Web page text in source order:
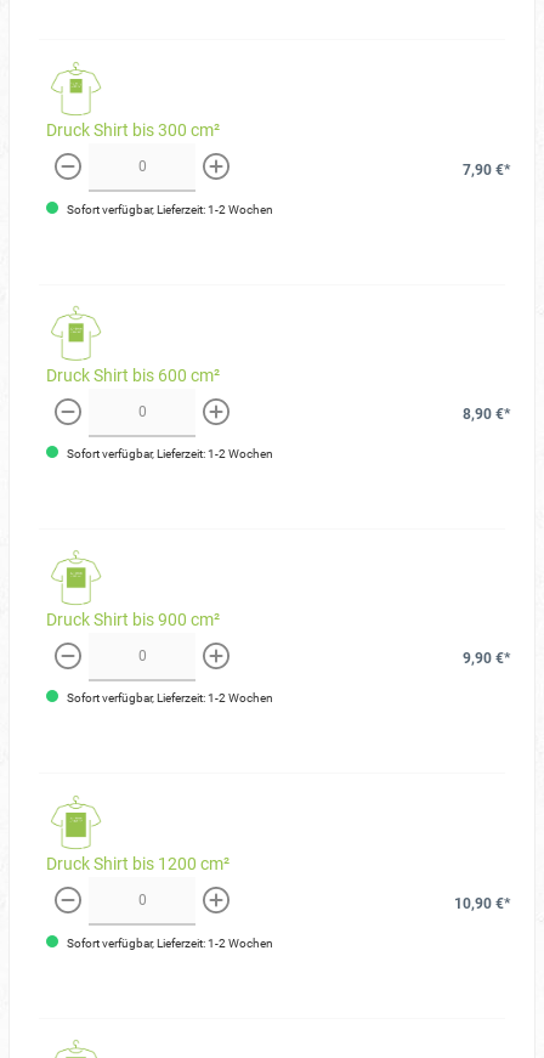
Druck Shirt bis 300 cm²
weniger mehr
7,90 €*
Sofort verfügbar, Lieferzeit: 1-2 Wochen
Druck Shirt bis 600 cm²
weniger mehr
8,90 €*
Sofort verfügbar, Lieferzeit: 1-2 Wochen
Druck Shirt bis 900 cm²
weniger mehr
9,90 €*
Sofort verfügbar, Lieferzeit: 1-2 Wochen
Druck Shirt bis 1200 cm²
weniger mehr
10,90 €*
Sofort verfügbar, Lieferzeit: 1-2 Wochen